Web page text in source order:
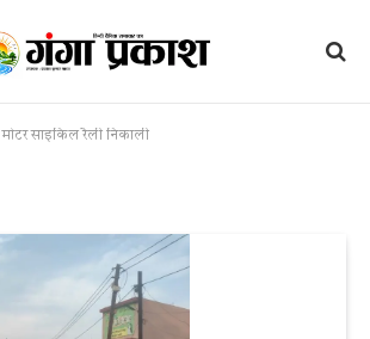
मोटर साइकिल रैली निकाली